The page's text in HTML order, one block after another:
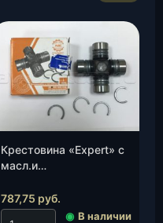
Крестовина «Expert» с
масл.и
(АДС)(ВК469-2201025-
00), шт.
787,75 руб.
◉ В наличии